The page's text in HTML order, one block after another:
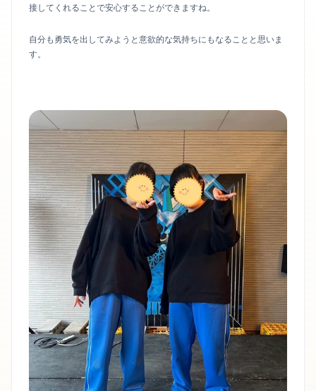
接してくれることで安心することができますね。
自分も勇気を出してみようと意欲的な気持ちにもなることと思いま
す。